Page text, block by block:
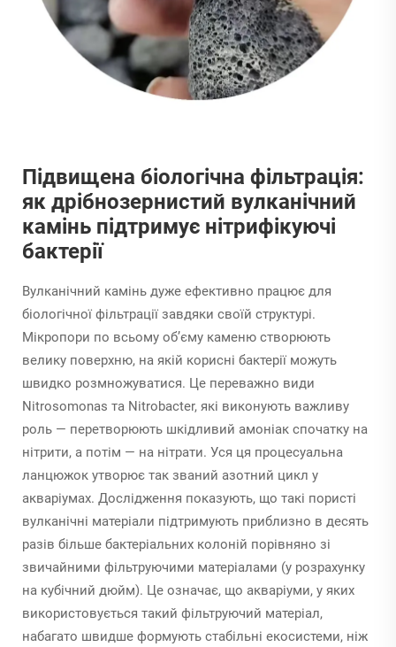
Підвищена біологічна фільтрація:
як дрібнозернистий вулканічний
камінь підтримує нітрифікуючі
бактерії
Вулканічний камінь дуже ефективно працює для
біологічної фільтрації завдяки своїй структурі.
Мікропори по всьому об’єму каменю створюють
велику поверхню, на якій корисні бактерії можуть
швидко розмножуватися. Це переважно види
Nitrosomonas та Nitrobacter, які виконують важливу
роль — перетворюють шкідливий амоніак спочатку на
нітрити, а потім — на нітрати. Уся ця процесуальна
ланцюжок утворює так званий азотний цикл у
акваріумах. Дослідження показують, що такі пористі
вулканічні матеріали підтримують приблизно в десять
разів більше бактеріальних колоній порівняно зі
звичайними фільтруючими матеріалами (у розрахунку
на кубічний дюйм). Це означає, що акваріуми, у яких
використовується такий фільтруючий матеріал,
набагато швидше формують стабільні екосистеми, ніж